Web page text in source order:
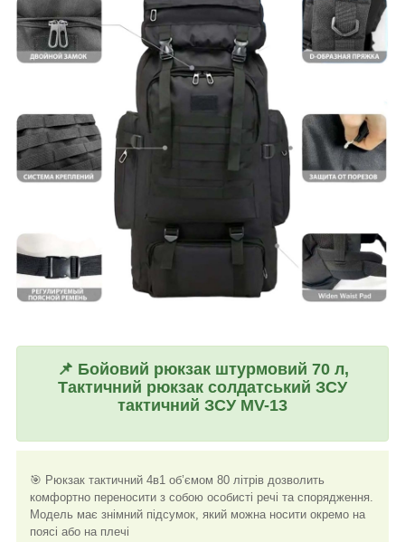
📌 Бойовий рюкзак штурмовий 70 л,
Тактичний рюкзак солдатський ЗСУ
тактичний ЗСУ MV-13
🎯 Рюкзак тактичний 4в1 об’ємом 80 літрів дозволить
комфортно переносити з собою особисті речі та спорядження.
Модель має знімний підсумок, який можна носити окремо на
поясі або на плечі